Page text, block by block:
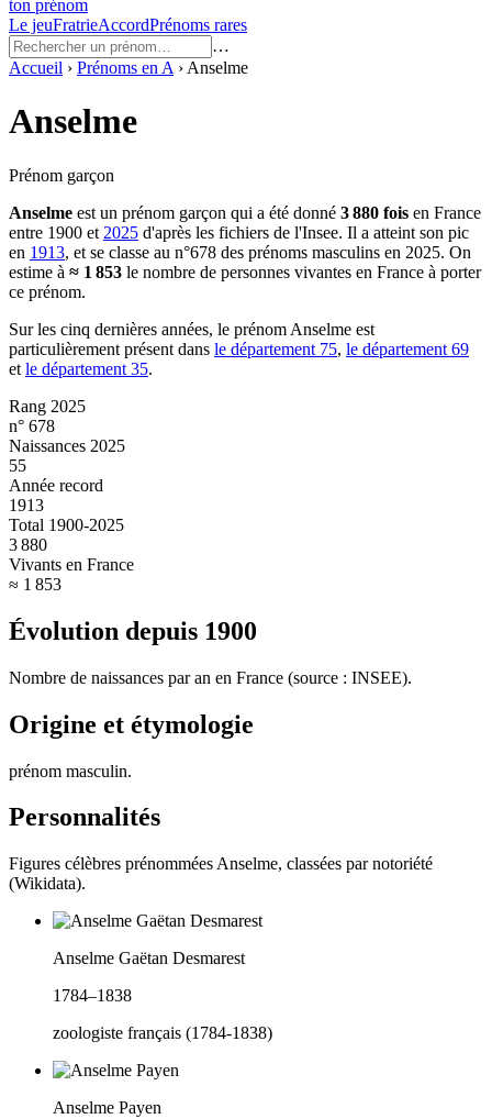
ton prénom
Le jeuFratrieAccordPrénoms rares
…
Accueil › Prénoms en A › Anselme
Anselme
Prénom garçon
Anselme est un prénom garçon qui a été donné 3 880 fois en France
entre 1900 et 2025 d'après les fichiers de l'Insee. Il a atteint son pic
en 1913, et se classe au n°678 des prénoms masculins en 2025. On
estime à ≈ 1 853 le nombre de personnes vivantes en France à porter
ce prénom.
Sur les cinq dernières années, le prénom Anselme est
particulièrement présent dans le département 75, le département 69
et le département 35.
Rang 2025
n° 678
Naissances 2025
55
Année record
1913
Total 1900-2025
3 880
Vivants en France
≈ 1 853
Évolution depuis 1900
Nombre de naissances par an en France (source : INSEE).
Origine et étymologie
prénom masculin.
Personnalités
Figures célèbres prénommées Anselme, classées par notoriété
(Wikidata).
Anselme Gaëtan Desmarest
1784–1838
zoologiste français (1784-1838)
Anselme Payen